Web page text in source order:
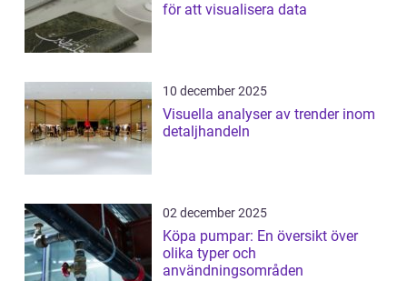
för att visualisera data
10 december 2025
Visuella analyser av trender inom
detaljhandeln
02 december 2025
Köpa pumpar: En översikt över
olika typer och
användningsområden